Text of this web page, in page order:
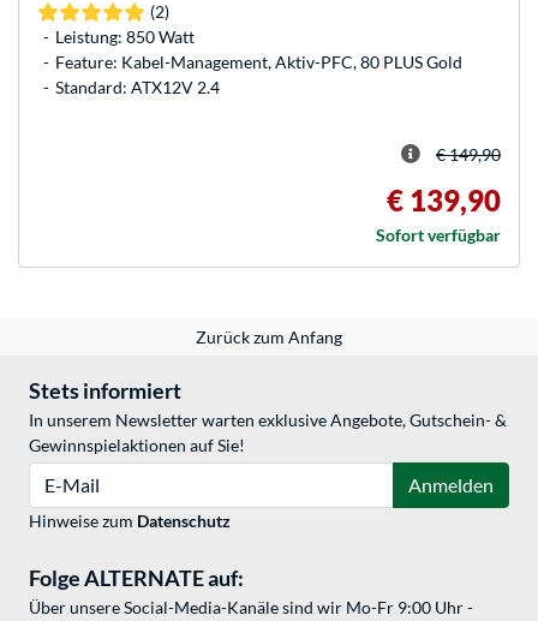
(2)
Leistung: 850 Watt
Feature: Kabel-Management, Aktiv-PFC, 80 PLUS Gold
Standard: ATX12V 2.4
€ 149,90
€ 139,90
Sofort verfügbar
Zurück zum Anfang
Stets informiert
In unserem Newsletter warten exklusive Angebote, Gutschein- &
Gewinnspielaktionen auf Sie!
Anmelden
Hinweise zum Datenschutz
Folge ALTERNATE auf:
Über unsere Social-Media-Kanäle sind wir Mo-Fr 9:00 Uhr -